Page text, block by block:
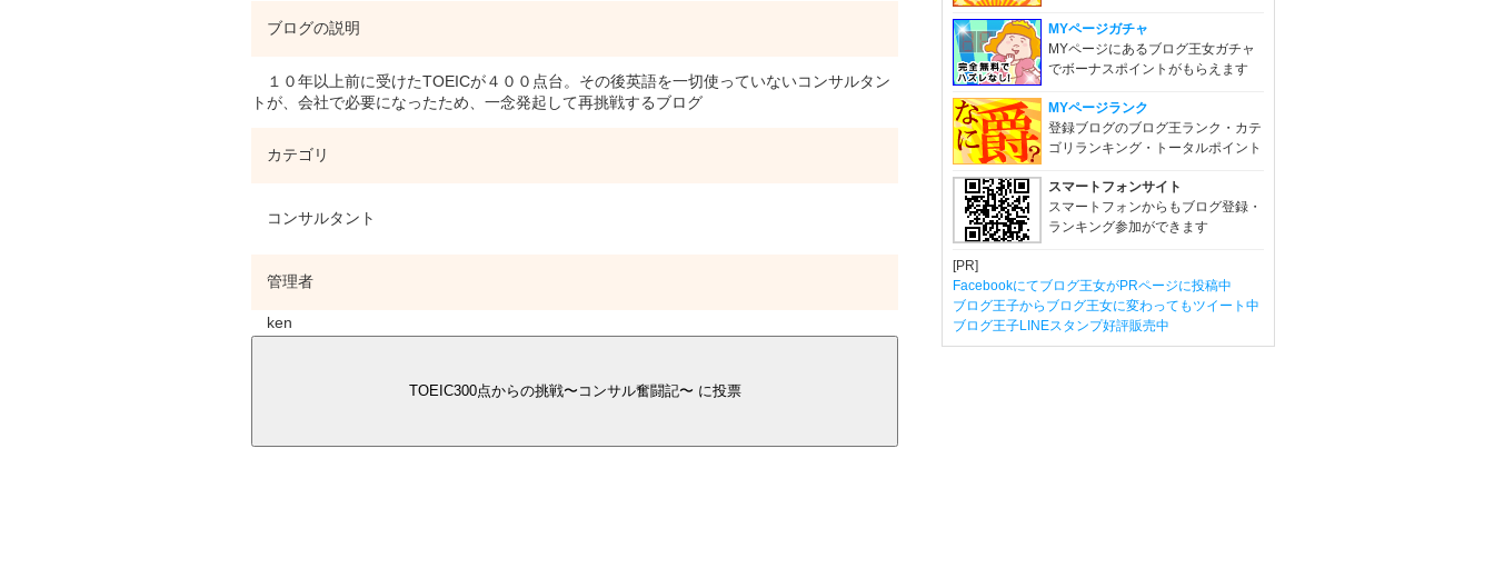
ブログの説明
１０年以上前に受けたTOEICが４００点台。その後英語を一切使っていないコンサルタン
トが、会社で必要になったため、一念発起して再挑戦するブログ
カテゴリ
コンサルタント
管理者
ken
MYページガチャ
MYページにあるブログ王女ガチャ
でボーナスポイントがもらえます
MYページランク
登録ブログのブログ王ランク・カテ
ゴリランキング・トータルポイント
スマートフォンサイト
スマートフォンからもブログ登録・
ランキング参加ができます
[PR]
Facebookにてブログ王女がPRページに投稿中
ブログ王子からブログ王女に変わってもツイート中
ブログ王子LINEスタンプ好評販売中